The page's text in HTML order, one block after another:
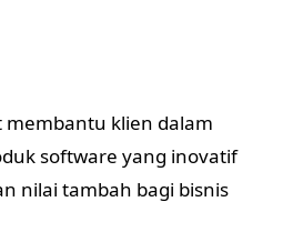
membantu klien dalam
software yang inovatif
nilai tambah bagi bisnis